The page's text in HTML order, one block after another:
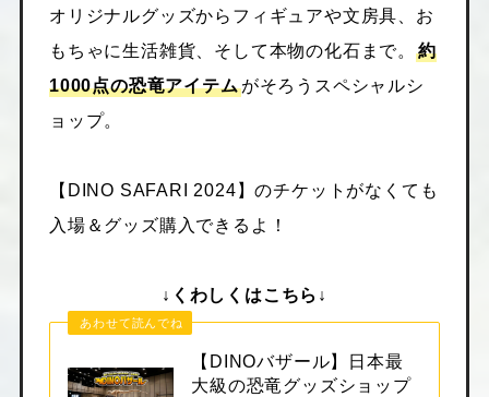
オリジナルグッズからフィギュアや文房具、お
もちゃに生活雑貨、そして本物の化石まで。約
1000点の恐竜アイテムがそろうスペシャルシ
ョップ。
【DINO SAFARI 2024】のチケットがなくても
入場＆グッズ購入できるよ！
↓くわしくはこちら↓
あわせて読んでね
【DINOバザール】日本最
大級の恐竜グッズショップ